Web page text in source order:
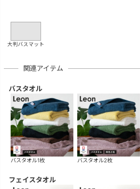
大判バスマット
関連アイテム
バスタオル
バスタオル1枚 バスタオル2枚
フェイスタオル